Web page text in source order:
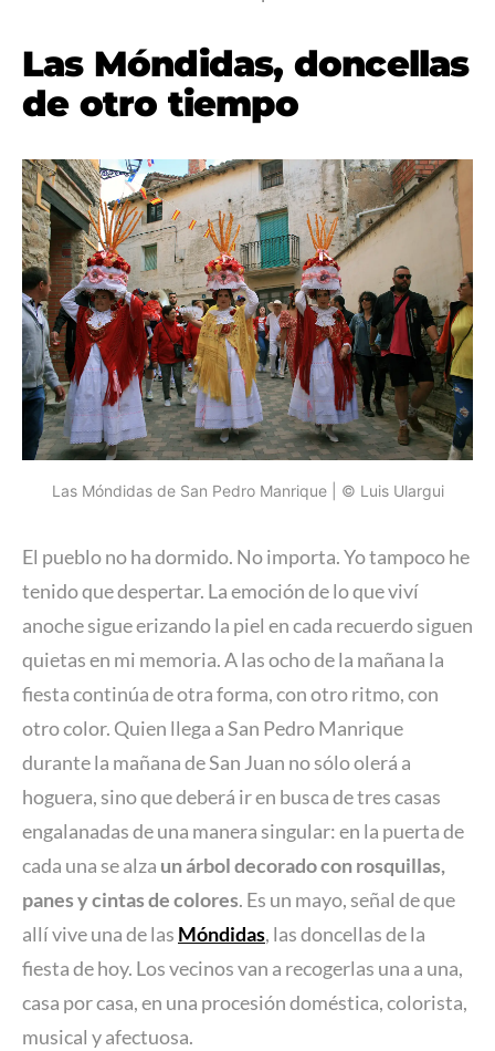
Las Móndidas, doncellas
de otro tiempo
Las Móndidas de San Pedro Manrique | © Luis Ulargui
El pueblo no ha dormido. No importa. Yo tampoco he
tenido que despertar. La emoción de lo que viví
anoche sigue erizando la piel en cada recuerdo siguen
quietas en mi memoria. A las ocho de la mañana la
fiesta continúa de otra forma, con otro ritmo, con
otro color. Quien llega a San Pedro Manrique
durante la mañana de San Juan no sólo olerá a
hoguera, sino que deberá ir en busca de tres casas
engalanadas de una manera singular: en la puerta de
cada una se alza un árbol decorado con rosquillas,
panes y cintas de colores. Es un mayo, señal de que
allí vive una de las Móndidas, las doncellas de la
fiesta de hoy. Los vecinos van a recogerlas una a una,
casa por casa, en una procesión doméstica, colorista,
musical y afectuosa.